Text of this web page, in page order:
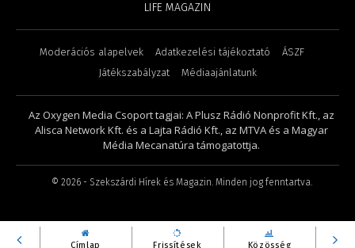
Címlap Frissítések Közösség
LIFE MAGAZIN
Moderációs alapelvek Adatkezelési tájékoztató
ÁSZF
Játékszabályzat
Médiaajánlatunk
Az Oxygen Media Csoport tagjai: A Plusz Rádió Nonprofit Kft., az
Alisca Network Kft. és a Lajta Rádió Kft., az MTVA és a Magyar
Média Mecanatúra támogatottja.
© 2026- Szekszárdi Hírek és Magazin. Minden jog fenntartva.